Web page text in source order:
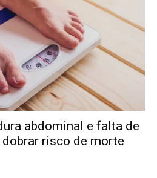
abdominal e falta de
risco de morte